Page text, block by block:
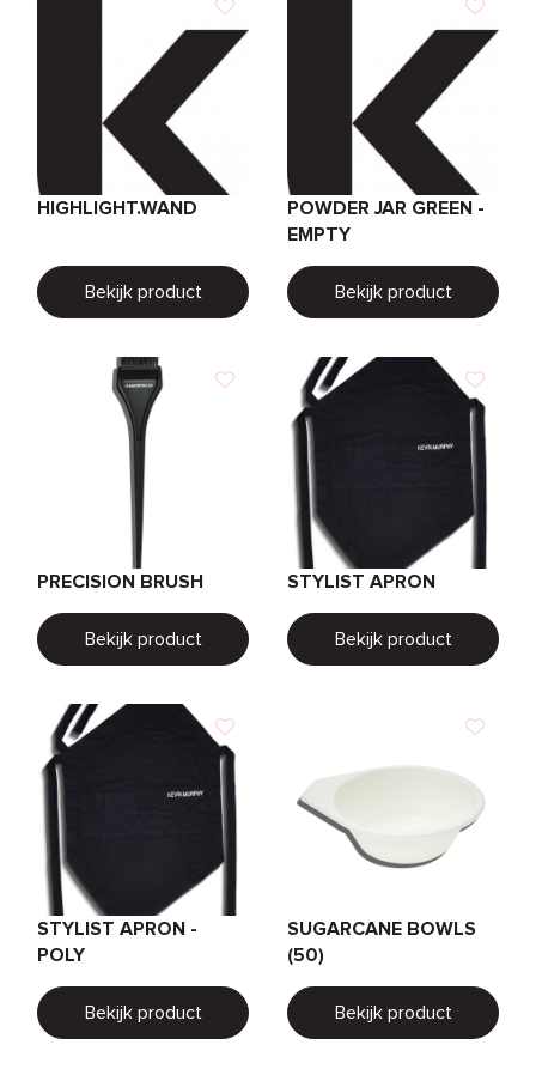
HIGHLIGHT.WAND
Bekijk product
POWDER JAR GREEN -
EMPTY
Bekijk product
PRECISION BRUSH
Bekijk product
STYLIST APRON
Bekijk product
STYLIST APRON -
POLY
Bekijk product
SUGARCANE BOWLS
(50)
Bekijk product